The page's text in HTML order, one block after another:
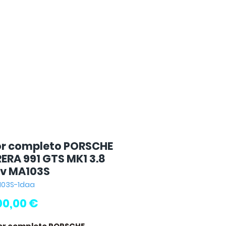
completo PORSCHE
991 GTS MK1 3.8
MA103S
1daa
€